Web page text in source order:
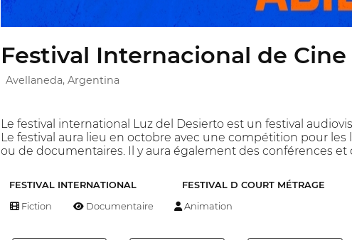
Festival Internacional de
Avellaneda, Argentina
Le festival international Luz del Desierto est un festival
Le festival aura lieu en octobre avec une compétition pour
ou de documentaires. Il y aura également des conférences et
FESTIVAL INTERNATIONAL FESTIVAL D COURT MÉTRAGE
Fiction Documentaire Animation